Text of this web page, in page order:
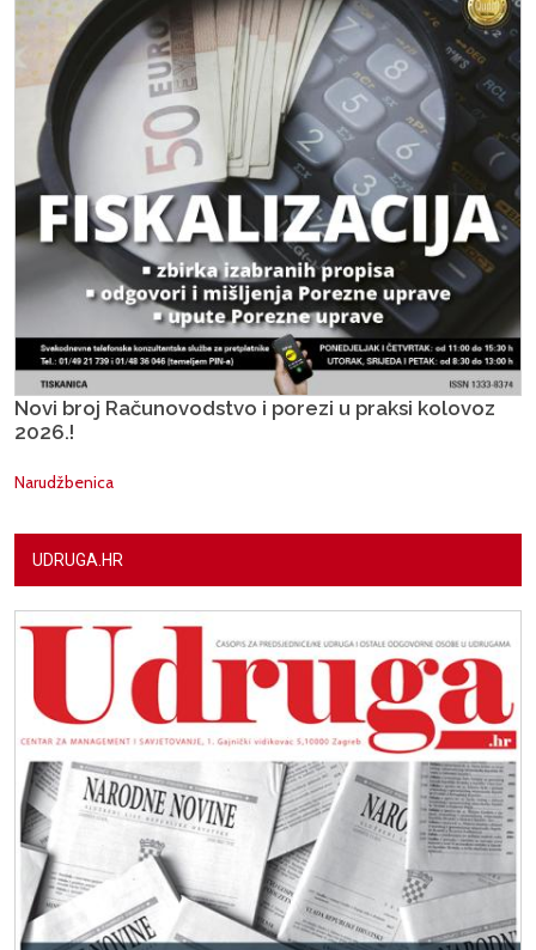
Novi broj Računovodstvo i porezi u praksi kolovoz
2026.!
Narudžbenica
UDRUGA.HR